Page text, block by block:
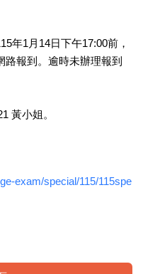
年1月14日下午17:00前，
路報到。逾時未辦理報到
黃小姐。
exam/special/115/115spe